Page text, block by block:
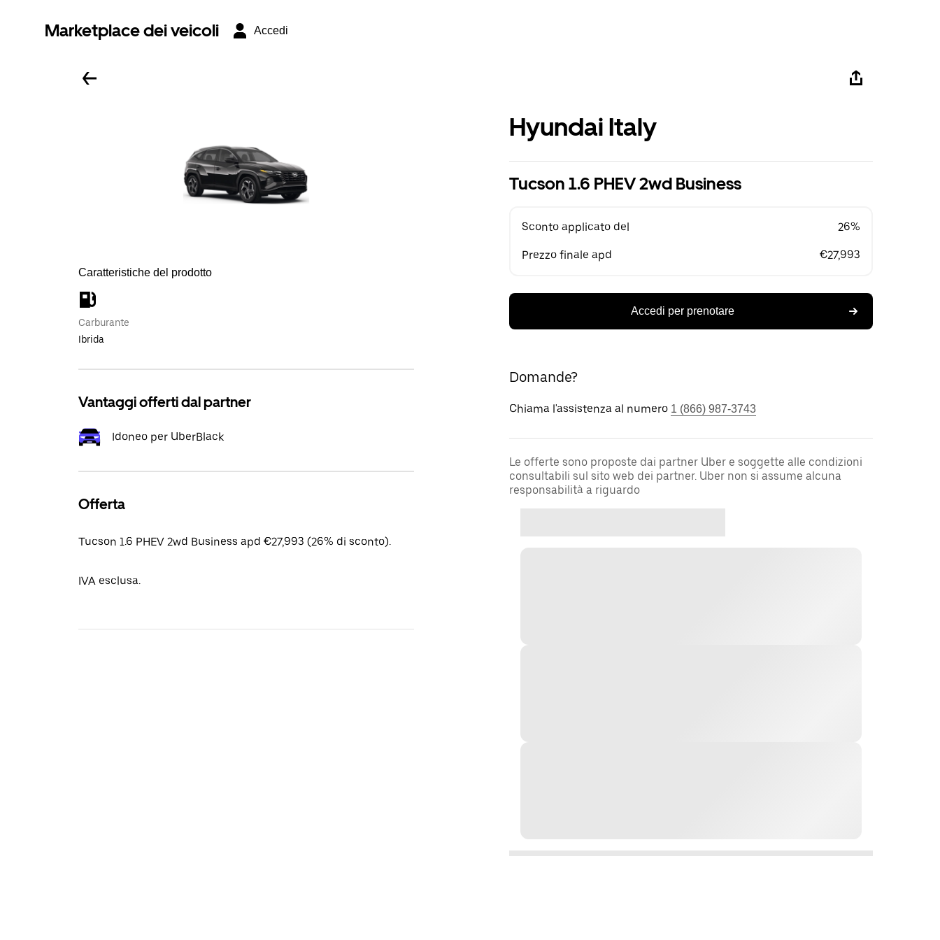
Marketplace dei veicoli Accedi
Caratteristiche del prodotto
Carburante
Ibrida
Vantaggi offerti dal partner
Idoneo per UberBlack
Offerta
Tucson 1.6 PHEV 2wd Business apd €27,993 (26% di sconto).
IVA esclusa.
Hyundai Italy
Tucson 1.6 PHEV 2wd Business
Sconto applicato del 26%
Prezzo finale apd €27,993
Accedi per prenotare
Domande?
Chiama l'assistenza al numero 1 (866) 987-3743
Le offerte sono proposte dai partner Uber e soggette alle condizioni
consultabili sul sito web dei partner. Uber non si assume alcuna
responsabilità a riguardo